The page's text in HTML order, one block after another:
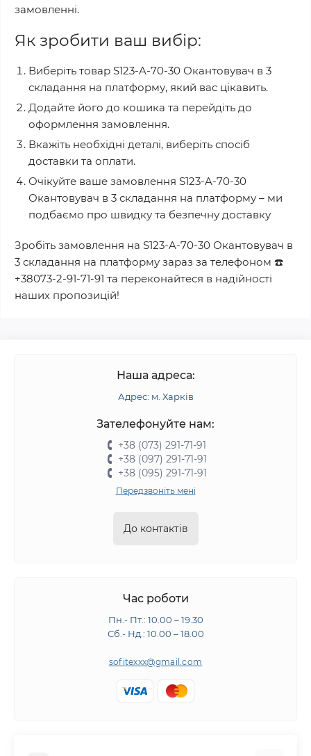
замовленні.
Як зробити ваш вибір:
Виберіть товар S123-A-70-30 Окантовувач в 3
складання на платформу, який вас цікавить.
Додайте його до кошика та перейдіть до
оформлення замовлення.
Вкажіть необхідні деталі, виберіть спосіб
доставки та оплати.
Очікуйте ваше замовлення S123-A-70-30
Окантовувач в 3 складання на платформу – ми
подбаємо про швидку та безпечну доставку
Зробіть замовлення на S123-A-70-30 Окантовувач в
3 складання на платформу зараз за телефоном ☎️
+38073-2-91-71-91 та переконайтеся в надійності
наших пропозицій!
Наша адреса:
Адрес: м. Харків
Зателефонуйте нам:
+38 (073) 291-71-91
+38 (097) 291-71-91
+38 (095) 291-71-91
Передзвоніть мені
До контактів
Час роботи
Пн.- Пт.: 10.00 – 19.30
Сб.- Нд.: 10.00 – 18.00
sofitexxx@gmail.com